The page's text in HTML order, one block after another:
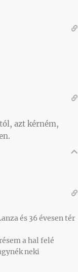
azt kérném,
és 36 évesen tér
a hal felé
neki